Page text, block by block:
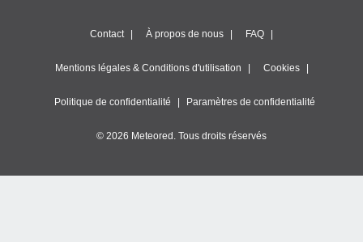
Contact À propos de nous FAQ
Mentions légales & Conditions d'utilisation Cookies
Politique de confidentialité Paramètres de confidentialité
© 2026 Meteored. Tous droits réservés